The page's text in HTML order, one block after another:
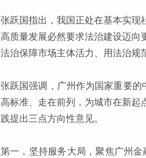
张跃国指出，我国正处在基本实现
高质量发展必然要求法治建设迈向
法治保障市场主体活力、用法治规
张跃国强调，广州作为国家重要的
高标准、走在前列，为城市在新起
践提出三点方向性意见。
第一，坚持服务大局，聚焦广州